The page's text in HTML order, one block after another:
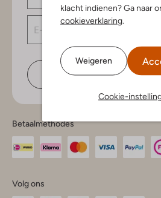
klacht indienen? Ga naar
cookieverklaring
Weigeren
Cookie-
Schrijf je in
Betaalmethodes
Volg ons